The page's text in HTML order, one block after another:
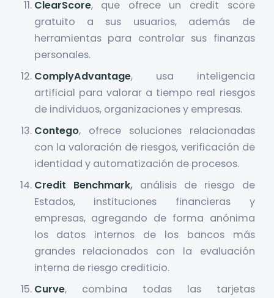
ClearScore, que ofrece un credit score
gratuito a sus usuarios, además de
herramientas para controlar sus finanzas
personales.
ComplyAdvantage, usa inteligencia
artificial para valorar a tiempo real riesgos
de individuos, organizaciones y empresas.
Contego, ofrece soluciones relacionadas
con la valoración de riesgos, verificación de
identidad y automatización de procesos.
Credit Benchmark, análisis de riesgo de
Estados, instituciones financieras y
empresas, agregando de forma anónima
los datos internos de los bancos más
grandes relacionados con la evaluación
interna de riesgo crediticio.
Curve, combina todas las tarjetas